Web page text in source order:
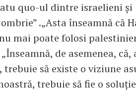
quo-ul dintre israelieni și
.„Asta înseamnă că
mai poate folosi
de asemenea,
să existe o viziune
trebuie să fie o